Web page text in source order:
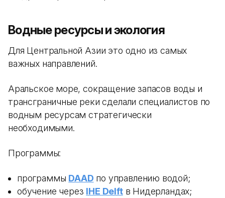
Водные ресурсы и экология
Для Центральной Азии это одно из самых
важных направлений.
Аральское море, сокращение запасов воды и
трансграничные реки сделали специалистов по
водным ресурсам стратегически
необходимыми.
Программы:
программы DAAD по управлению водой;
обучение через IHE Delftв Нидерландах;